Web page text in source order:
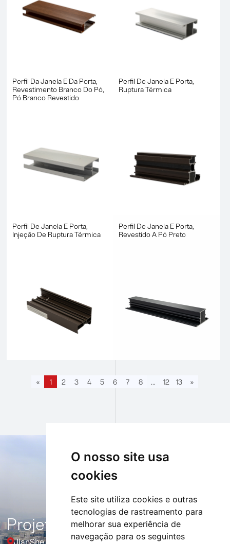
O nosso site usa
cookies
Este site utiliza cookies e outras
tecnologias de rastreamento para
melhorar sua experiência de
navegação para os seguintes
Perfil Da Janela E Da Porta,
Revestimento Branco Do Pó,
Pó Branco Revestido
Perfil De Janela E Porta,
Ruptura Térmica
Perfil De Janela E Porta,
Injeção De Ruptura Térmica
Perfil De Janela E Porta,
Revestido A Pó Preto
« 1 2 3 4 5 6 7 8 ... 12 13 »
Projeto